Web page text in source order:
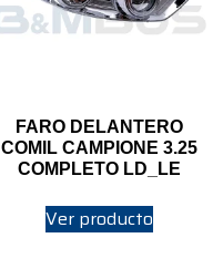
FARO DELANTERO
COMIL CAMPIONE 3.25
COMPLETO LD_LE
Ver producto